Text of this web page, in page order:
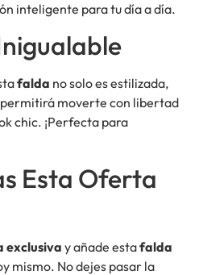
inteligente para tu día a día.
falda no solo es estilizada,
moverte con libertad
chic. ¡Perfecta para
Esta Oferta
exclusiva y añade estafalda
mismo. No dejes pasar la